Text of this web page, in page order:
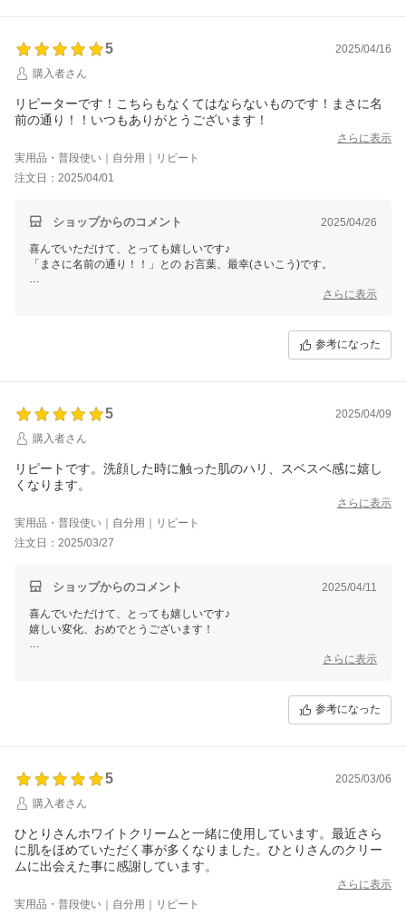
5
2025/04/16
購入者さん
リピーターです！こちらもなくてはならないものです！まさに名
前の通り！！いつもありがとうございます！
さらに表示
実用品・普段使い｜自分用｜リピート
注文日：2025/04/01
ショップからのコメント 2025/04/26
喜んでいただけて、とっても嬉しいです♪
「まさに名前の通り！！」との お言葉、最幸(さいこう)です。
大人気の安心安全「ジェル歯みがき」をクリームにしたら？という、新
塗り方ひとつで感じ方や効果が変わりますので、何でも お気軽に ご連
代表 高津きみ花
さらに表示
参考になった
5
2025/04/09
購入者さん
リピートです。洗顔した時に触った肌のハリ、スベスベ感に嬉し
くなります。
さらに表示
実用品・普段使い｜自分用｜リピート
注文日：2025/03/27
ショップからのコメント 2025/04/11
喜んでいただけて、とっても嬉しいです♪
嬉しい変化、おめでとうございます！
安心安全のｐｈ１２「ジェル歯みがき」をクリームにしたら どうなる
塗り方ひとつで感じ方や効果が変わりますので、何でも お気軽に ご連
代表 高津きみ花
さらに表示
参考になった
5
2025/03/06
購入者さん
ひとりさんホワイトクリームと一緒に使用しています。最近さら
に肌をほめていただく事が多くなりました。ひとりさんのクリー
ムに出会えた事に感謝しています。
さらに表示
実用品・普段使い｜自分用｜リピート